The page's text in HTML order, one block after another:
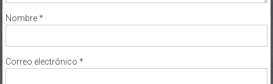
Nombre*
Correo electrónico *